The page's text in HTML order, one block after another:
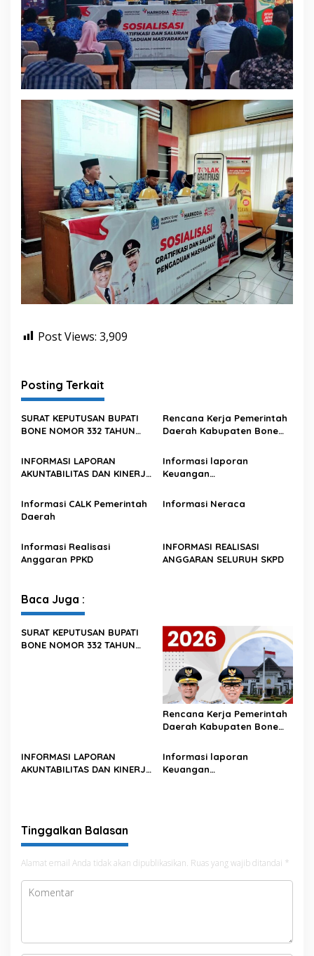
Post Views: 3,909
Posting Terkait
SURAT KEPUTUSAN BUPATI
BONE NOMOR 332 TAHUN
ATAS KEPUTUSAN BUPATI
BONE NOMОR 620 TAHUN
BARANG/JASA STRATEGIS
INFRASTRUKTUR TAHUN
Rencana Kerja Pemerintah
Daerah Kabupaten Bone
INFORMASI LAPORAN
AKUNTABILITAS DAN KINERJA
DAERAH
Informasi laporan
Keuangan
Informasi CALK Pemerintah
Daerah
Informasi Neraca
Informasi Realisasi
Anggaran PPKD
INFORMASI REALISASI
ANGGARAN SELURUH SKPD
Baca Juga :
SURAT KEPUTUSAN BUPATI
BONE NOMOR 332 TAHUN
Rencana Kerja Pemerintah
Daerah Kabupaten Bone
INFORMASI LAPORAN
AKUNTABILITAS DAN KINERJA
Informasi laporan
Keuangan
Tinggalkan Balasan
Alamat email Anda tidak akan dipublikasikan. Ruas yang wajib ditandai *